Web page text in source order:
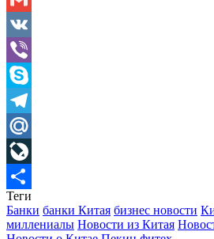
Gmail
VK
Viber
Skype
Telegram
Mail.Ru
LiveJournal
Отправить
Теги
Банки банки Китая бизнес новости
миллениалы Новости из Китая